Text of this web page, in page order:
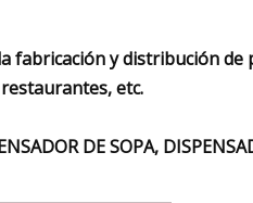
fabricación y distribución
etc.
DE SOPA,